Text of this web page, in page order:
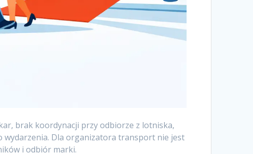
brak koordynacji przy odbiorze z lotniska,
wydarzenia. Dla organizatora transport nie jest
i odbiór marki.